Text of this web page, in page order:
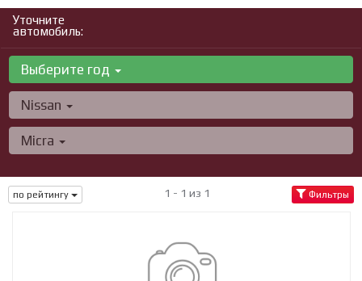
Уточните
автомобиль:
Выберите год
Nissan
Micra
по рейтингу 1 - 1 из 1 Фильтры